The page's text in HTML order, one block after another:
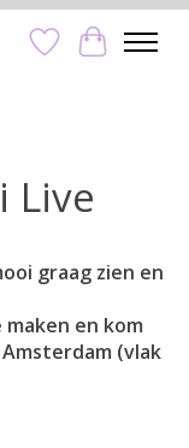
Verlanglijst
Live
graag zien en
en kom
(vlak